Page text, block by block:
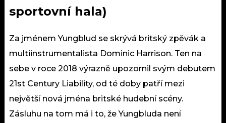
sportovní hala)
Za jménem Yungblud se skrývá britský zpěvák a
multiinstrumentalista Dominic Harrison. Ten na
sebe v roce 2018 výrazně upozornil svým debutem
21st Century Liability, od té doby patří mezi
největší nová jména britské hudební scény.
Zásluhu na tom má i to, že Yungbluda není